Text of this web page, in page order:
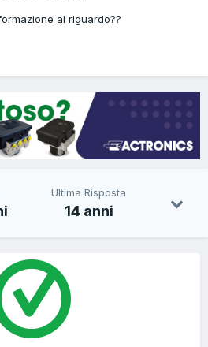
al riguardo??
Ultima Risposta
14 anni